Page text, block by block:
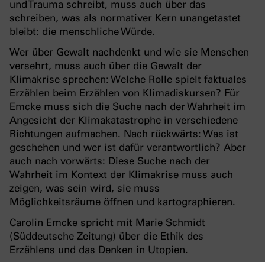
und Trauma schreibt, muss auch über das
schreiben, was als normativer Kern unangetastet
bleibt: die menschliche Würde.
Wer über Gewalt nachdenkt und wie sie Menschen
versehrt, muss auch über die Gewalt der
Klimakrise sprechen: Welche Rolle spielt faktuales
Erzählen beim Erzählen von Klimadiskursen? Für
Emcke muss sich die Suche nach der Wahrheit im
Angesicht der Klimakatastrophe in verschiedene
Richtungen aufmachen. Nach rückwärts: Was ist
geschehen und wer ist dafür verantwortlich? Aber
auch nach vorwärts: Diese Suche nach der
Wahrheit im Kontext der Klimakrise muss auch
zeigen, was sein wird, sie muss
Möglichkeitsräume öffnen und kartographieren.
Carolin Emcke spricht mit Marie Schmidt
(Süddeutsche Zeitung) über die Ethik des
Erzählens und das Denken in Utopien.